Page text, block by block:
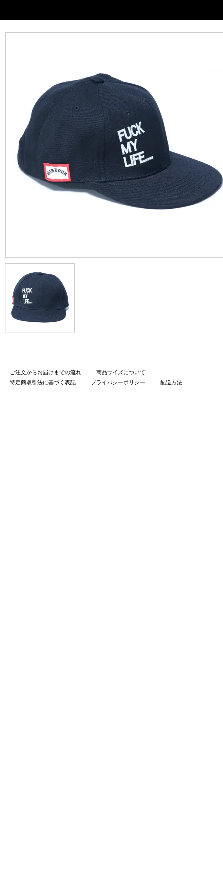
ご注文からお届けまでの流れ
商品サイズについて
特定商取引法に基づく表記
プライバシーポリシー 配送方法